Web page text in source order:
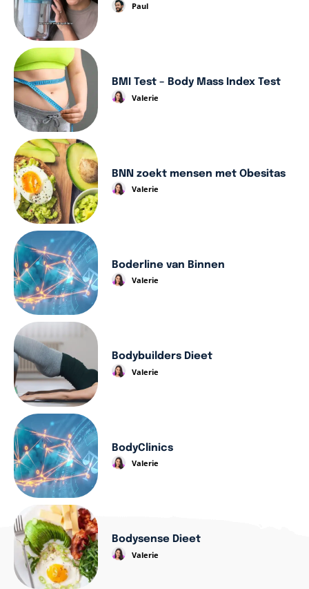
Paul
BMI Test – Body Mass Index Test
Valerie
BNN zoekt mensen met Obesitas
Valerie
Boderline van Binnen
Valerie
Bodybuilders Dieet
Valerie
BodyClinics
Valerie
Bodysense Dieet
Valerie